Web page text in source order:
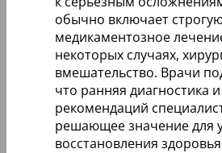
обычно включает
медикаментозное
некоторых случаях,
вмешательство. Врачи
что ранняя диагностика
рекомендаций
решающее значение для
восстановления